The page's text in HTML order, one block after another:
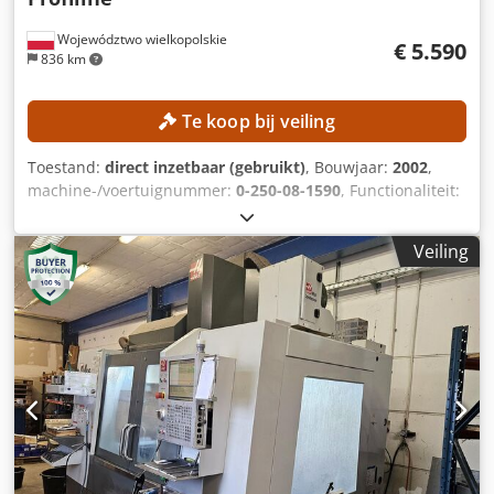
Województwo wielkopolskie
836 km
€ 5.590
Te koop bij veiling
Toestand: direct inzetbaar (gebruikt), Bouwjaar: 2002,
machine-/voertuignummer: 0-250-08-1590, Functionaliteit:
, verplaatsingsafstand X-as:
verplaatsing Y-as:1.220 mm, verplaatsingsafstand Z-as:
125 mm, controller model:Homatic 2000 IPC, aantal
spindels:28, spilsnelheid (max.): 24.000 rpm, Geen
minimumprijs - gegarandeerde verkoop aan het hoogste
bod! TECHNISCHE DETAILS Werkbereik X-richting: 200 -
3.250 mm Werkbereik Y-richting: 70 - 1.220 mm Werkbereik
Z-richting: 12 - 125 mm (doorgang 150 mm) Aantal posities
gereedschapswisselaar: 18 Spindels Totaal aantal
boorspindels: 28 Verticale boorspindels: 22 Horizontale
boorspindels in X-richting: 4 Horizontale boorspindels in Y-
richting: 2 Freesspindel vermogen: 12 kW Max. toerental
Veiling